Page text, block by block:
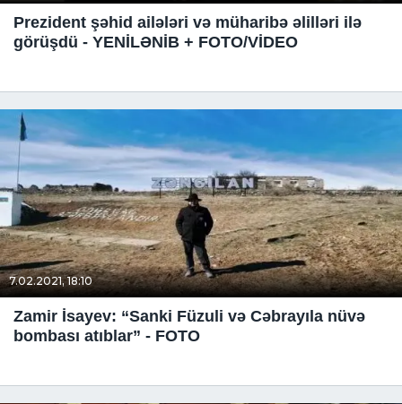
Prezident şəhid ailələri və müharibə əlilləri ilə
görüşdü - YENİLƏNİB + FOTO/VİDEO
7.02.2021, 18:10
Zamir İsayev: “Sanki Füzuli və Cəbrayıla nüvə
bombası atıblar” - FOTO